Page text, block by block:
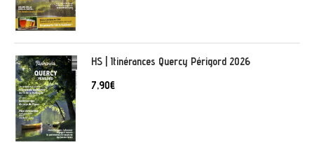
HS | Itinérances Quercy Périgord 2026
7,90€